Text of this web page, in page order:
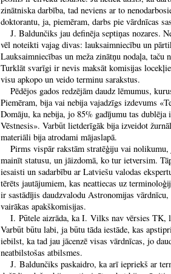
zinātniska darbība, tad neviens ar to
doktorantu, ja, piemēram, darbs pie vārdnīcas
J. Baldunčiks jau definēja septiņas nozares.
vēl noteikti vajag divas: lauksaimniecību un
Lauksaimniecības un meža zinātņu nodaļa, taču
Turklāt svarīgi ir nevis maksāt komisijas
visu apkopo un veido terminu sarakstus.
Pēdējos gados redzējām daudz lēmumus,
Piemēram, bija vai nebija vajadzīgs izdevums
Domāju, ka nebija, jo 85% gadījumu tas
Vēstnesis». Varbūt lietderīgāk bija izveidot
materiāli bija atrodami mājaslapā.
Pirms vispār rakstām stratēģiju vai
mainīt statusu, un jāizdomā, ko tur ietversim.
iesaisti un sadarbību ar Latviešu valodas
tērēts jautājumiem, kas neattiecas uz
ir sastādījis daudzvalodu Astronomijas
vairākas apakškomisijas.
I. Pūtele aizrāda, ka I. Vilks nav vērsies TK,
Varbūt būtu labi, ja būtu tāda iestāde, kas
iebilst, ka tad jau jācenzē visas vārdnīcas, jo
neatbilstošas atbilsmes.
J. Baldunčiks paskaidro, ka arī iepriekš ar